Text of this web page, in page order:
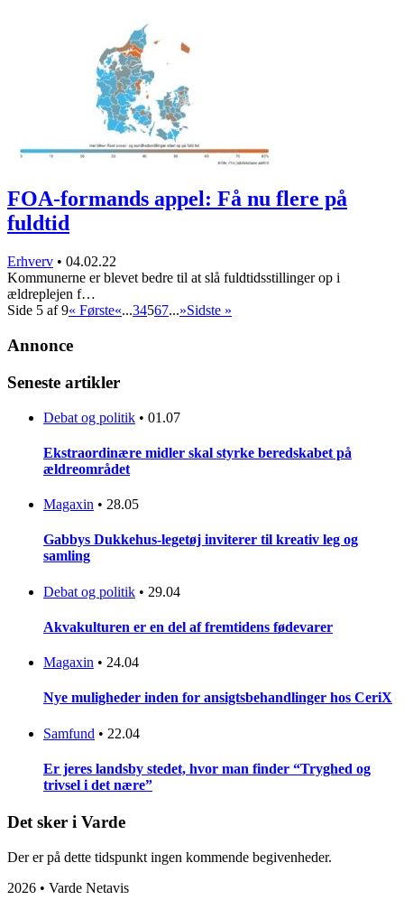
FOA-formands appel: Få nu flere på
fuldtid
Erhverv • 04.02.22
Kommunerne er blevet bedre til at slå fuldtidsstillinger op i
ældreplejen f…
Side 5 af 9« Første«...34567...»Sidste »
Annonce
Seneste artikler
Debat og politik • 01.07
Ekstraordinære midler skal styrke beredskabet på
ældreområdet
Magaxin • 28.05
Gabbys Dukkehus-legetøj inviterer til kreativ leg og
samling
Debat og politik • 29.04
Akvakulturen er en del af fremtidens fødevarer
Magaxin • 24.04
Nye muligheder inden for ansigtsbehandlinger hos CeriX
Samfund • 22.04
Er jeres landsby stedet, hvor man finder “Tryghed og
trivsel i det nære”
Det sker i Varde
Der er på dette tidspunkt ingen kommende begivenheder.
2026 • Varde Netavis